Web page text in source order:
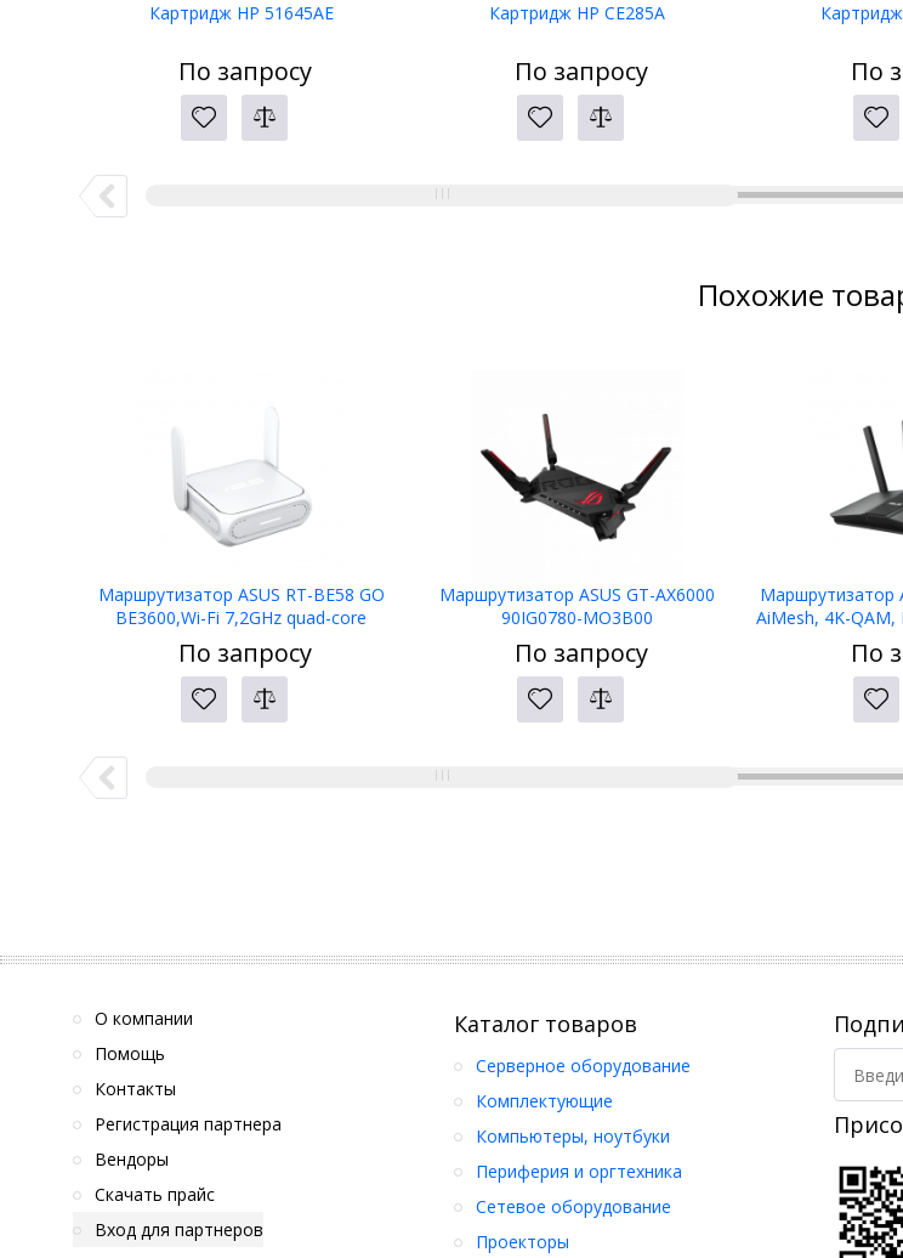
Картридж HP 51645AE
По запросу
Картридж HP CE285A
По запросу По
Похожие
Маршрутизатор ASUS RT-BE58 GO
BE3600,Wi-Fi 7,2GHz quad-core
CPU,2.5G RJ45 WAN,node AiMes,RJ45
1Gb,USBС
По запросу
Маршрутизатор ASUS GT-AX6000
90IG0780-MO3B00
По запросу
Маршрутизатор
AiMesh, 4K-QAM,
Four
По
О компании
Помощь
Контакты
Регистрация партнера
Вендоры
Скачать прайс
Вход для партнеров
Каталог товаров
Серверное оборудование
Комплектующие
Компьютеры, ноутбуки
Периферия и оргтехника
Сетевое оборудование
Проекторы